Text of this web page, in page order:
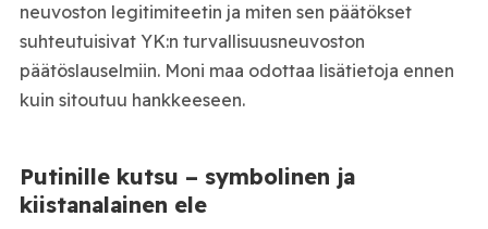
neuvoston legitimiteetin ja miten sen päätökset
suhteutuisivat YK:n turvallisuusneuvoston
päätöslauselmiin. Moni maa odottaa lisätietoja ennen
kuin sitoutuu hankkeeseen.
Putinille kutsu – symbolinen ja
kiistanalainen ele